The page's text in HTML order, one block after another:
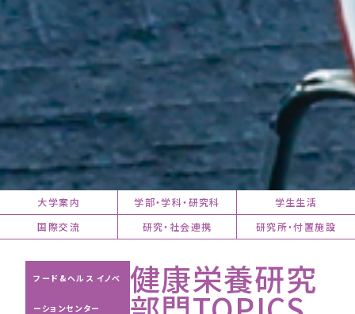
大学案内 学部・学科・研究科
学生生活
国際交流
研究・社会連携 研究所・付置施設
フード&ヘルス イノベ
ーションセンター
健康栄養研究